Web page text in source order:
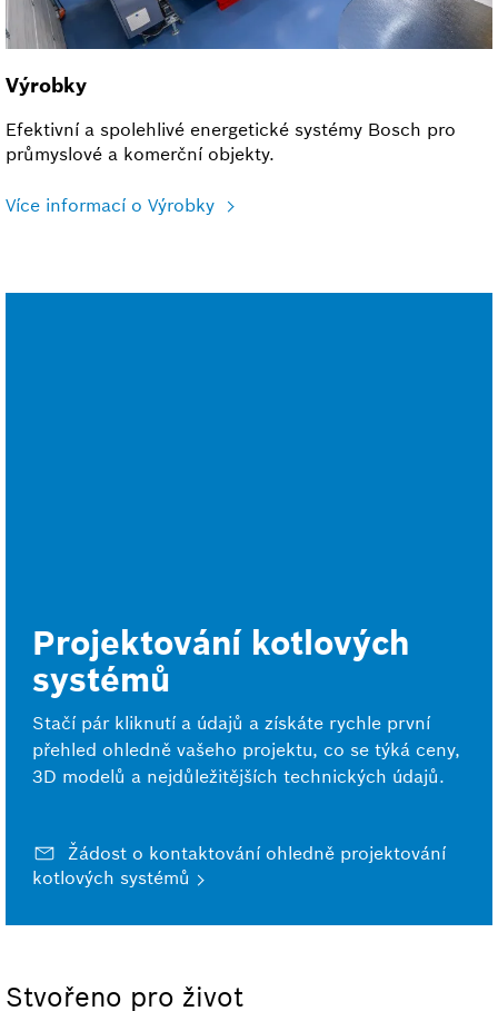
Výrobky
Efektivní a spolehlivé energetické systémy Bosch pro
průmyslové a komerční objekty.
Více informací o Výrobky
Projektování kotlových
systémů
Stačí pár kliknutí a údajů a získáte rychle první
přehled ohledně vašeho projektu, co se týká ceny,
3D modelů a nejdůležitějších technických údajů.
Žádost o kontaktování ohledně projektování
kotlových systémů
Stvořeno pro život